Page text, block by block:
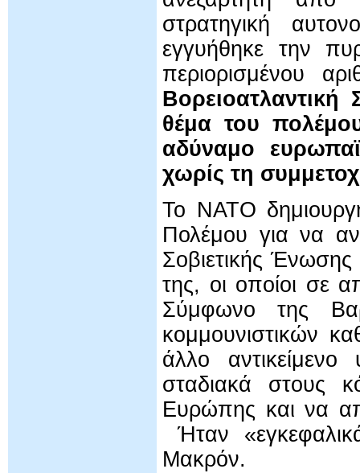
στρατηγική
εγγυήθηκε την
περιορισμένου
θέμα του
αδύναμο
χωρίς τη
Το ΝΑΤΟ
Πολέμου για να
Σοβιετικής
της, οι οποίοι σε
Σύμφωνο της
κομμουνιστικών
άλλο
σταδιακά στους
Ευρώπης και να
Ήταν
Μακρόν.